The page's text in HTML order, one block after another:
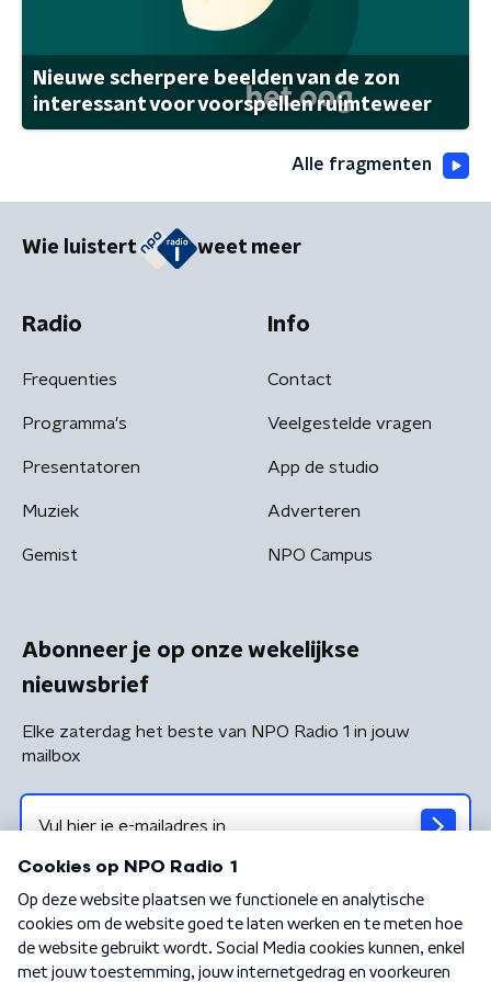
Nieuwe scherpere beelden van de zon
interessant voor voorspellen ruimteweer
Alle fragmenten
Wie luistert weet meer
Radio
Frequenties
Programma's
Presentatoren
Muziek
Gemist
Info
Contact
Veelgestelde vragen
App de studio
Adverteren
NPO Campus
Abonneer je op onze wekelijkse
nieuwsbrief
Elke zaterdag het beste van NPO Radio 1 in jouw
mailbox
Algemene voorwaarden